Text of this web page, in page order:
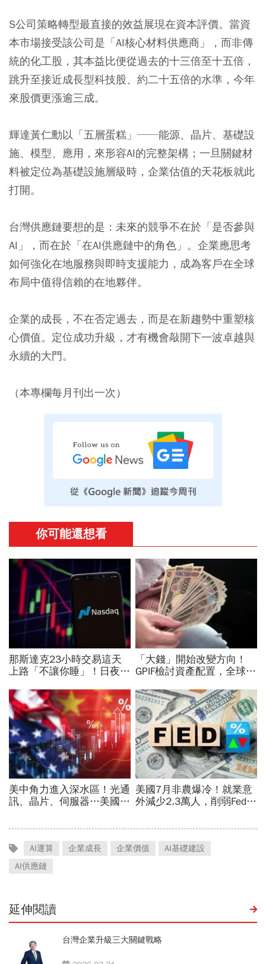
S公司策略轉型最直接的效益展現在資本評價。當資
本市場接受該公司是「AI核心材料供應商」，而非傳
統的化工股，其本益比便從過去的十三倍至十五倍，
跳升至接近成長型科技股、約二十五倍的水準，今年
來股價更漲逾三成。
輝達黃仁勳以「五層蛋糕」──能源、晶片、基礎設
施、模型、應用，來形容AI的完整架構；一旦關鍵材
料被定位為基礎設施層級時，企業估值的天花板就此
打開。
台灣供應鏈要想的是：未來的競爭不在於「是否參與
AI」，而在於「在AI供應鏈中的角色」。企業應思考
如何強化在地服務與即時支援能力，成為客戶在全球
布局中值得信賴的在地夥伴。
企業的成長，不在否定過去，而是在新趨勢中重塑核
心價值。定位成功升級，才有機會敲開下一波卓越與
永續的大門。
（本專欄每月刊出一次）
AI運算 企業成長 企業價值
AI基礎建設
AI供應鏈
延伸閱讀
台灣企業升級三大關鍵戰略